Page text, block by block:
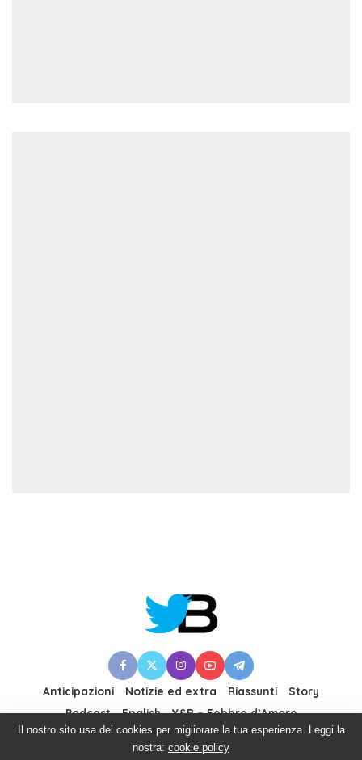
Anticipazioni Notizie ed extra Riassunti
Story
Podcast
English Y&R – Febbre d’Amore
Il nostro sito usa dei cookies per migliorare la tua esperienza. Leggi la
nostra: cookie policy